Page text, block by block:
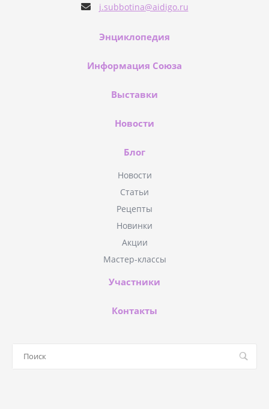
j.subbotina@aidigo.ru
Энциклопедия
Информация Союза
Выставки
Новости
Блог
Новости
Статьи
Рецепты
Новинки
Акции
Мастер-классы
Участники
Контакты